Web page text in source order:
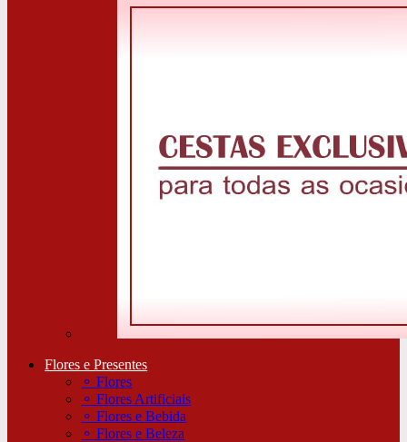
Flores e Presentes
⚬Flores
⚬Flores Artificiais
⚬Flores e Bebida
⚬Flores e Beleza